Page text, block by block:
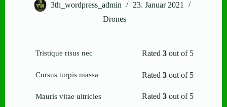
3th_wordpress_admin
23. Januar 2021
Drones
Tristique risus nec Rated3 out of 5
Cursus turpis massa Rated3 out of 5
Mauris vitae ultricies Rated3 out of 5